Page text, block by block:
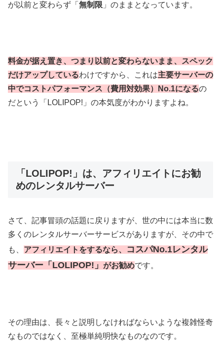
が以前と変わらず「 無制限 」のままとなっています。
料金が据え置き、つまり以前と変わらないまま、スペック
だけアップしているわけですから、これは主要サーバーの
中でコストパフォーマンス（費用対効果）No.1になるの
だという「LOLIPOP!」の本気度がわかりますよね。
「LOLIPOP!」は、アフィリエイトにお勧
めのレンタルサーバー
さて、記事冒頭の話題に戻りますが、世の中には本当に数
多くのレンタルサーバーサービスがありますが、その中で
も、 アフィリエイトをするなら、
コスパNo.1レンタル
サーバー「LOLIPOP!」 がお勧めです。
その理由は、長々と説明しなければならいような複雑怪奇
なものではなく、至極単純明快なものなのです。